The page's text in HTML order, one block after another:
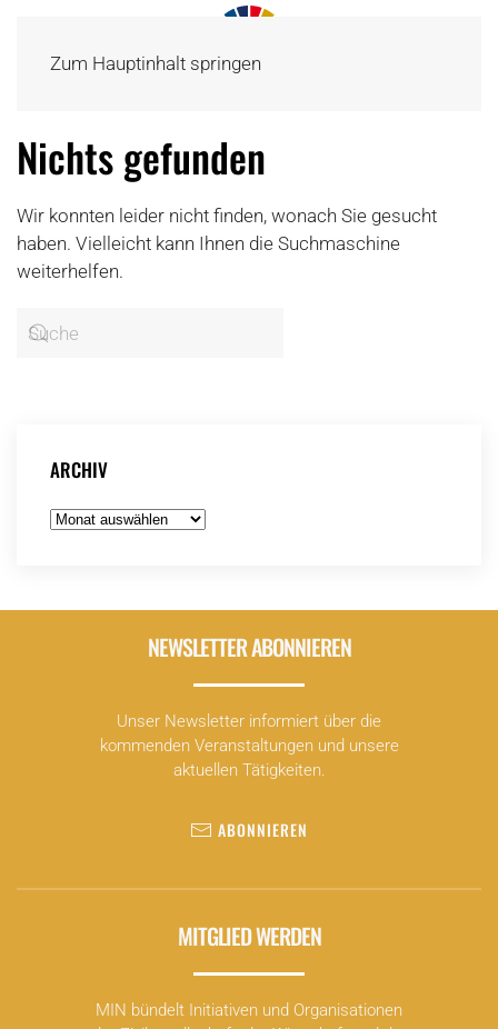
Zum Hauptinhalt springen
Nichts gefunden
Wir konnten leider nicht finden, wonach Sie gesucht
haben. Vielleicht kann Ihnen die Suchmaschine
weiterhelfen.
ARCHIV
Archiv
NEWSLETTER ABONNIEREN
Unser Newsletter informiert über die
kommenden Veranstaltungen und unsere
aktuellen Tätigkeiten.
ABONNIEREN
MITGLIED WERDEN
MIN bündelt Initiativen und Organisationen